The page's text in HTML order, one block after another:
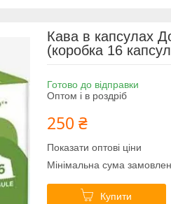
Кава в капсулах
(коробка 16
Готово до відправки
Оптом і в роздріб
250 ₴
Показати оптові ціни
Мінімальна сума
Купити